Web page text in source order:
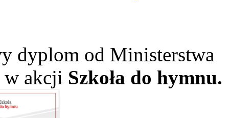
dyplom od Ministerstwa
w akcji Szkoła do hymnu.